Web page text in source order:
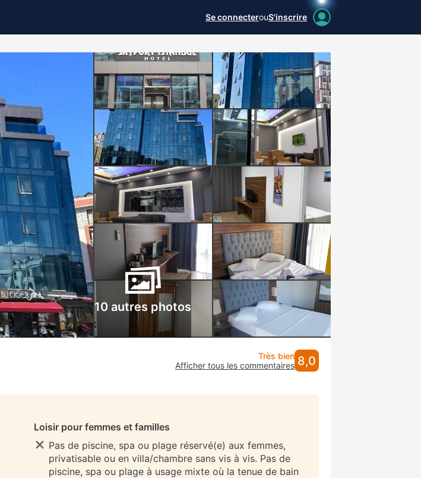
Se connecterouS'inscrire
10 autres photos
Très bien
Afficher tous les commentaires 8,0
Loisir pour femmes et familles
Pas de piscine, spa ou plage réservé(e) aux femmes,
privatisable ou en villa/chambre sans vis à vis. Pas de
piscine, spa ou plage à usage mixte où la tenue de bain